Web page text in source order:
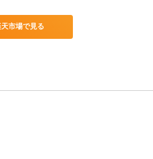
市場で見る